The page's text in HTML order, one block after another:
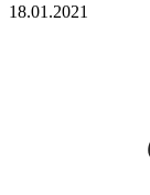
18.01.2021